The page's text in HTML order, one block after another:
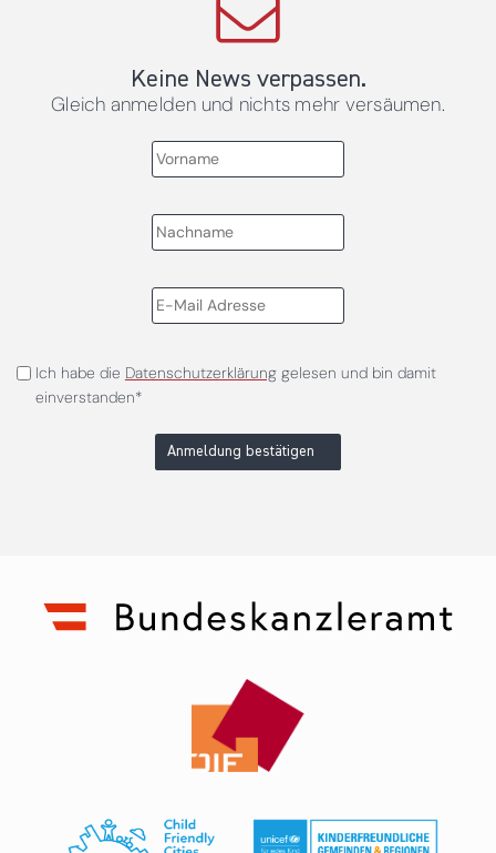
Keine News verpassen.
Gleich anmelden und nichts mehr versäumen.
Ich habe die Datenschutzerklärunggelesen und bin damit
einverstanden*
Anmeldung bestätigen